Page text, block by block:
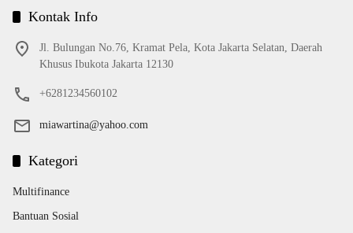
Kontak Info
Jl. Bulungan No.76, Kramat Pela, Kota Jakarta Selatan, Daerah
Khusus Ibukota Jakarta 12130
+6281234560102
miawartina@yahoo.com
Kategori
Multifinance
Bantuan Sosial